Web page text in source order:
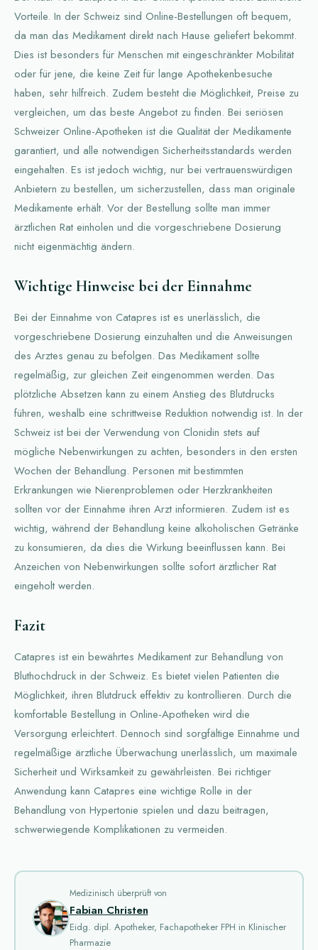
Vorteile. In der Schweiz sind Online-Bestellungen oft bequem,
da man das Medikament direkt nach Hause geliefert bekommt.
Dies ist besonders für Menschen mit eingeschränkter Mobilität
oder für jene, die keine Zeit für lange Apothekenbesuche
haben, sehr hilfreich. Zudem besteht die Möglichkeit, Preise zu
vergleichen, um das beste Angebot zu finden. Bei seriösen
Schweizer Online-Apotheken ist die Qualität der Medikamente
garantiert, und alle notwendigen Sicherheitsstandards werden
eingehalten. Es ist jedoch wichtig, nur bei vertrauenswürdigen
Anbietern zu bestellen, um sicherzustellen, dass man originale
Medikamente erhält. Vor der Bestellung sollte man immer
ärztlichen Rat einholen und die vorgeschriebene Dosierung
nicht eigenmächtig ändern.
Wichtige Hinweise bei der Einnahme
Bei der Einnahme von Catapres ist es unerlässlich, die
vorgeschriebene Dosierung einzuhalten und die Anweisungen
des Arztes genau zu befolgen. Das Medikament sollte
regelmäßig, zur gleichen Zeit eingenommen werden. Das
plötzliche Absetzen kann zu einem Anstieg des Blutdrucks
führen, weshalb eine schrittweise Reduktion notwendig ist. In der
Schweiz ist bei der Verwendung von Clonidin stets auf
mögliche Nebenwirkungen zu achten, besonders in den ersten
Wochen der Behandlung. Personen mit bestimmten
Erkrankungen wie Nierenproblemen oder Herzkrankheiten
sollten vor der Einnahme ihren Arzt informieren. Zudem ist es
wichtig, während der Behandlung keine alkoholischen Getränke
zu konsumieren, da dies die Wirkung beeinflussen kann. Bei
Anzeichen von Nebenwirkungen sollte sofort ärztlicher Rat
eingeholt werden.
Fazit
Catapres ist ein bewährtes Medikament zur Behandlung von
Bluthochdruck in der Schweiz. Es bietet vielen Patienten die
Möglichkeit, ihren Blutdruck effektiv zu kontrollieren. Durch die
komfortable Bestellung in Online-Apotheken wird die
Versorgung erleichtert. Dennoch sind sorgfältige Einnahme und
regelmäßige ärztliche Überwachung unerlässlich, um maximale
Sicherheit und Wirksamkeit zu gewährleisten. Bei richtiger
Anwendung kann Catapres eine wichtige Rolle in der
Behandlung von Hypertonie spielen und dazu beitragen,
schwerwiegende Komplikationen zu vermeiden.
Medizinisch überprüft von
Fabian Christen
Eidg. dipl. Apotheker, Fachapotheker FPH in Klinischer
Pharmazie